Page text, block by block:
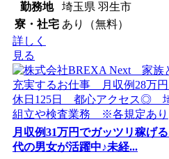
勤務地
埼玉県 羽生市
寮・社宅 あり（無料）
詳しく
見る
月収例31万円でガッツリ稼げ
代の男女が活躍中♪未経...